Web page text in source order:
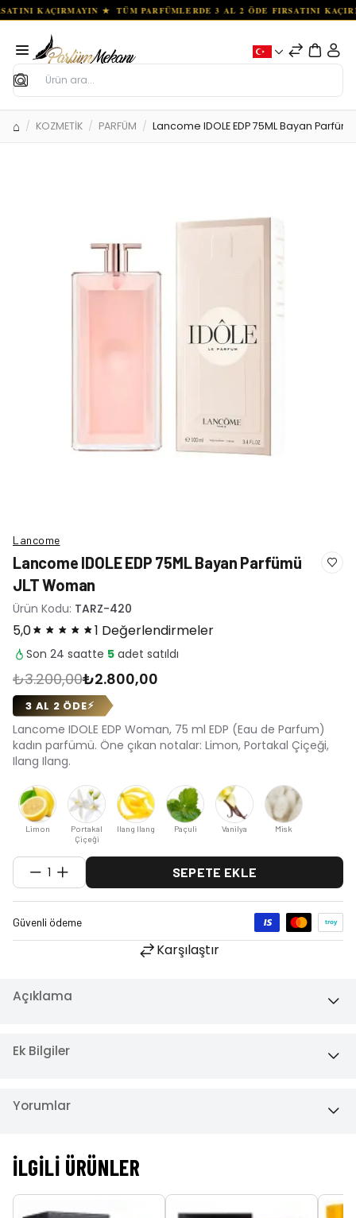
Ara
KOZMETİK PARFÜM Lancome IDOLE EDP 75ML Bayan
Lancome
Lancome IDOLE EDP 75ML Bayan Parfümü
JLT Woman
Ürün Kodu: TARZ-420
5,0 1 Değerlendirmeler
Son 24 saatte 5 adet satıldı
₺3.200,00₺2.800,00
3 AL 2 ÖDE⚡
Lancome IDOLE EDP Woman, 75 ml EDP (Eau de Parfum)
kadın parfümü. Öne çıkan notalar: Limon, Portakal Çiçeği,
Ilang Ilang.
Limon
Portakal
Çiçeği
Ilang Ilang Paçuli Vanilya Misk
1 SEPETE EKLE
Karşılaştır
Açıklama
Ek Bilgiler
Yorumlar
İLGILI ÜRÜNLER